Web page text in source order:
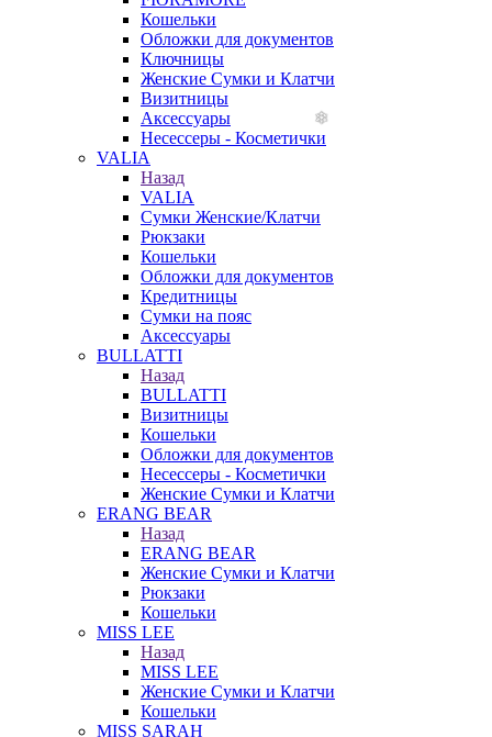
Кошельки
Обложки для документов
Ключницы
Женские Сумки и Клатчи
Визитницы
Аксессуары
Несессеры - Косметички
VALIA
Назад
VALIA
Сумки Женские/Клатчи
Рюкзаки
Кошельки
Обложки для документов
Кредитницы
Сумки на пояс
Аксессуары
BULLATTI
Назад
BULLATTI
Визитницы
Кошельки
Обложки для документов
Несессеры - Косметички
Женские Сумки и Клатчи
ERANG BEAR
Назад
ERANG BEAR
Женские Сумки и Клатчи
Рюкзаки
Кошельки
MISS LEE
Назад
MISS LEE
Женские Сумки и Клатчи
Кошельки
MISS SARAH